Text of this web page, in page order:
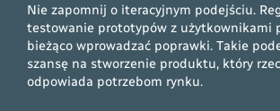
Nie zapomnij o iteracyjnym podejściu.
testowanie prototypów z użytkownikami
bieżąco wprowadzać poprawki. Takie
szansę na stworzenie produktu, który
odpowiada potrzebom rynku.